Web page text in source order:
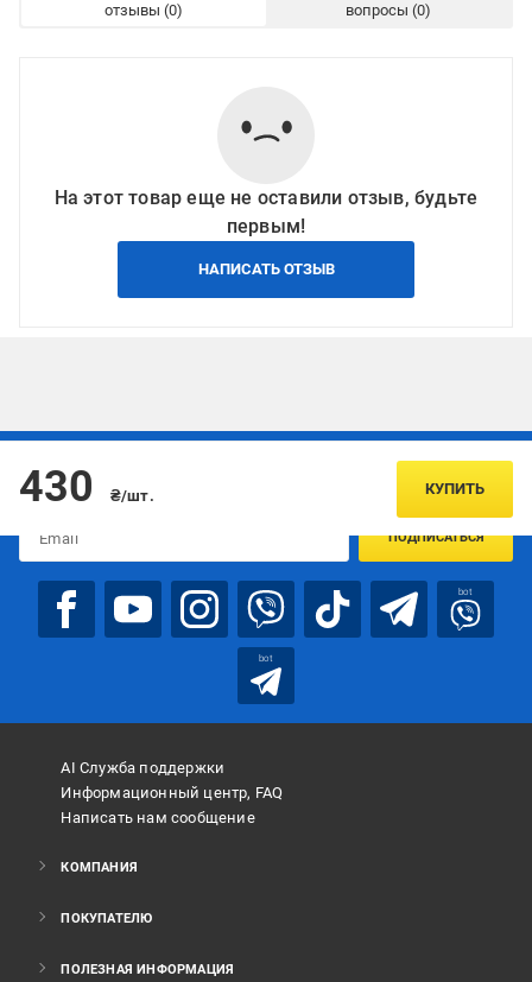
отзывы вопросы
На этот товар еще не оставили отзыв, будьте
первым!
НАПИСАТЬ ОТЗЫВ
430 ₴/шт. КУПИТЬ
Подписывайтесь, чтобы узнавать первым об акцияx и
ПОДПИСАТЬСЯ
bot
bot
AI Служба поддержки
Информационный центр, FAQ
Написать нам сообщение
КОМПАНИЯ
ПОКУПАТЕЛЮ
ПОЛЕЗНАЯ ИНФОРМАЦИЯ